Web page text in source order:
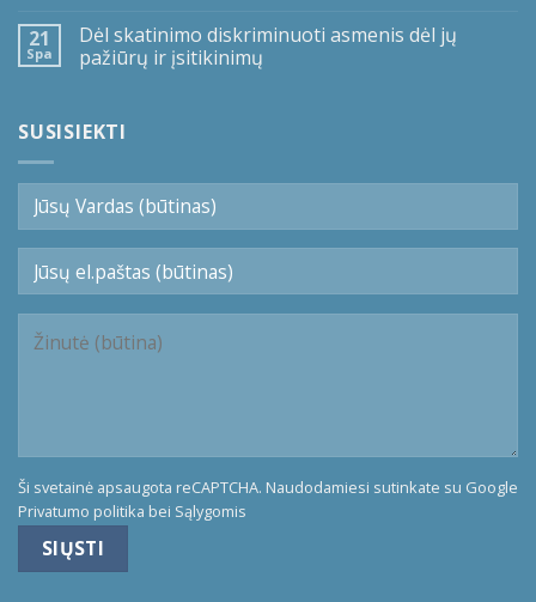
21
Spa
Dėl skatinimo diskriminuoti asmenis dėl jų
pažiūrų ir įsitikinimų
SUSISIEKTI
Ši svetainė apsaugota reCAPTCHA. Naudodamiesi sutinkate su Google
Privatumo politika bei Sąlygomis